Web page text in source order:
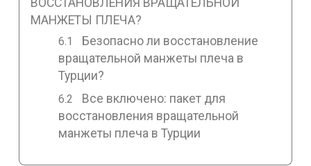
МАНЖЕТЫ ПЛЕЧА?
Безопасно ли восстановление
вращательной манжеты плеча в
Турции?
Все включено: пакет для
восстановления вращательной
манжеты плеча в Турции